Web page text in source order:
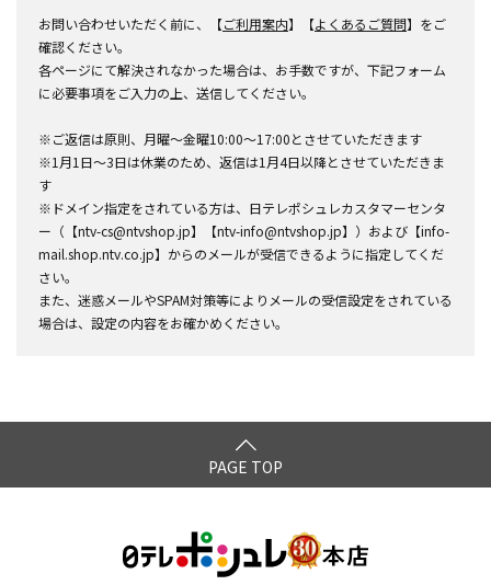
お問い合わせいただく前に、【ご利用案内】【よくあるご質問】をご
確認ください。
各ページにて解決されなかった場合は、お手数ですが、下記フォーム
に必要事項をご入力の上、送信してください。
※ご返信は原則、月曜～金曜10:00～17:00とさせていただきます
※1月1日～3日は休業のため、返信は1月4日以降とさせていただきま
す
※ドメイン指定をされている方は、日テレポシュレカスタマーセンタ
ー（【ntv-cs@ntvshop.jp】【ntv-info@ntvshop.jp】）および【info-
mail.shop.ntv.co.jp】からのメールが受信できるように指定してくだ
さい。
また、迷惑メールやSPAM対策等によりメールの受信設定をされている
場合は、設定の内容をお確かめください。
PAGE TOP